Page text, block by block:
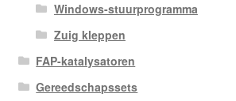
Windows-stuurprogramma
Zuig kleppen
FAP-katalysatoren
Gereedschapssets